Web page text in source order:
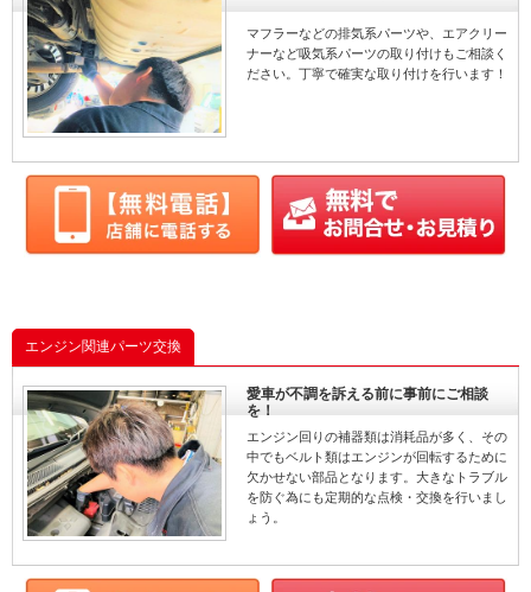
マフラーなどの排気系パーツや、エアクリー
ナーなど吸気系パーツの取り付けもご相談く
ださい。丁寧で確実な取り付けを行います！
エンジン関連パーツ交換
愛車が不調を訴える前に事前にご相談
を！
エンジン回りの補器類は消耗品が多く、その
中でもベルト類はエンジンが回転するために
欠かせない部品となります。大きなトラブル
を防ぐ為にも定期的な点検・交換を行いまし
ょう。